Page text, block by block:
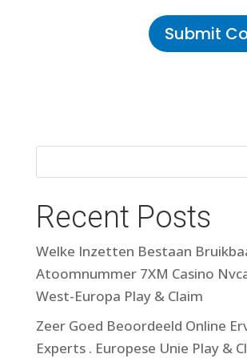
Recent Posts
Welke Inzetten Bestaan
Atoomnummer 7XM Casino
West-Europa Play & Claim
Zeer Goed Beoordeeld Online
Experts . Europese Unie Play &